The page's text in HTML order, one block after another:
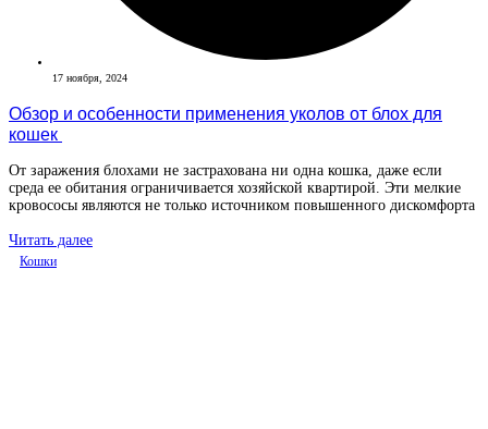
17 ноября, 2024
Обзор и особенности применения уколов от блох для
кошек
От заражения блохами не застрахована ни одна кошка, даже если
среда ее обитания ограничивается хозяйской квартирой. Эти мелкие
кровососы являются не только источником повышенного дискомфорта
Читать далее
Кошки